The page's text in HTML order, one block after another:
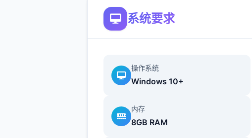
当前可以用剃刀自由修剪毛形状
该功能其实早已开发实现，但因未
中使用。
海量，目前暂需通过涂鸦功能面板
使用（未来可能调整）
系统要求
操作系统
Windows 10+
内存
8GB RAM